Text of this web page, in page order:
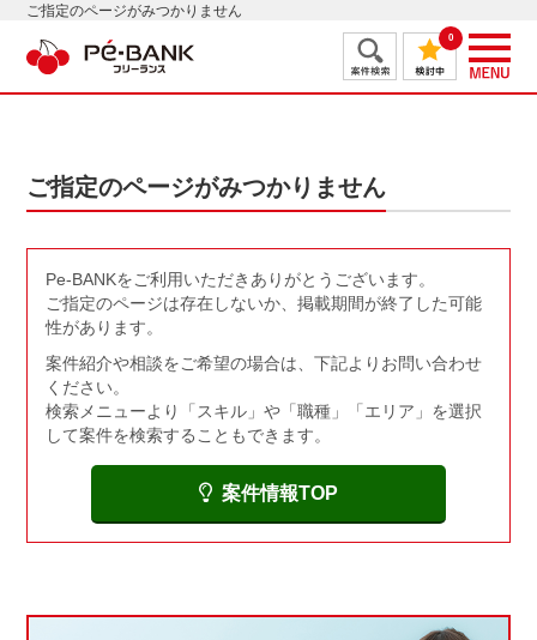
ご指定のページがみつかりません
0
ご指定のページがみつかりません
Pe-BANKをご利用いただきありがとうございます。
ご指定のページは存在しないか、掲載期間が終了した可能
性があります。
案件紹介や相談をご希望の場合は、下記よりお問い合わせ
ください。
検索メニューより「スキル」や「職種」「エリア」を選択
して案件を検索することもできます。
案件情報TOP